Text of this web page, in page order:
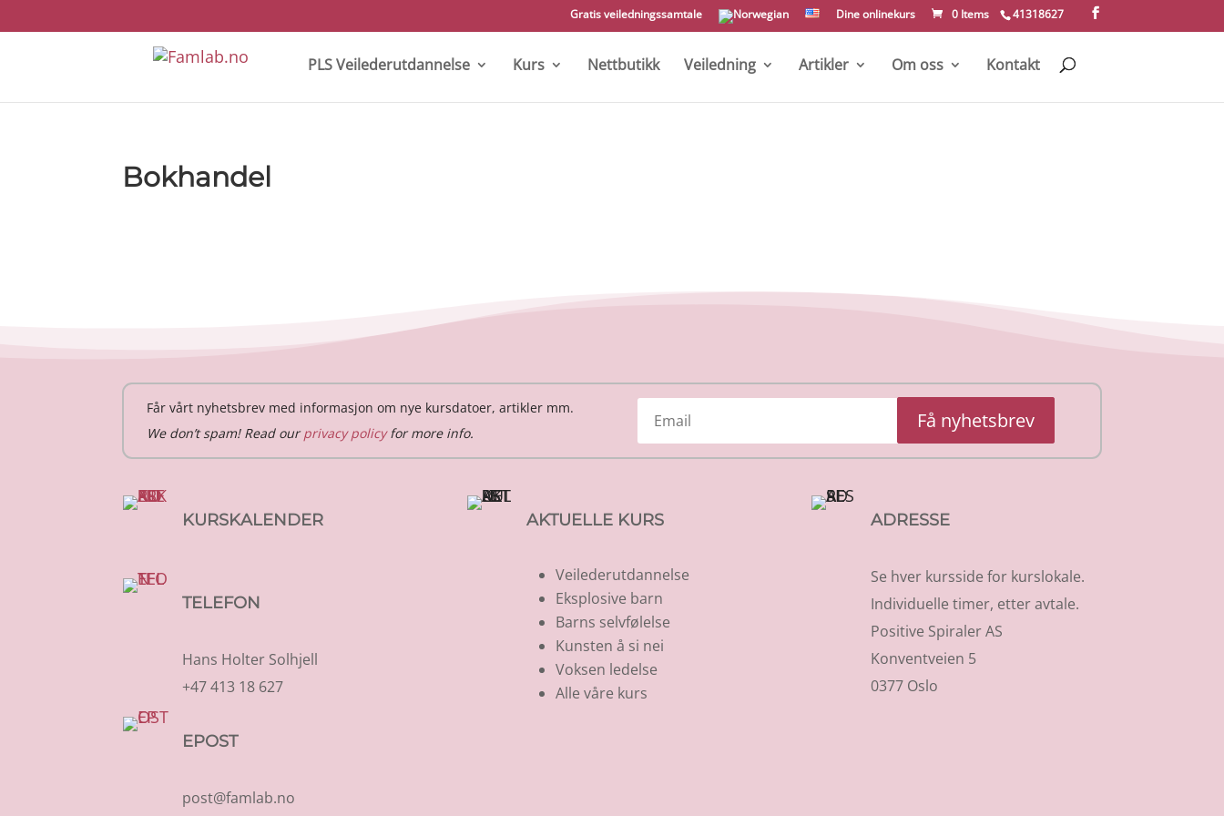
41318627
Gratis veiledningssamtale Dine onlinekurs 0 Items
PLS Veilederutdannelse Kurs Nettbutikk Veiledning Artikler Om oss Kontakt
Bokhandel
Får vårt nyhetsbrev med informasjon om nye kursdatoer, artikler mm.
We don’t spam! Read ourprivacy policyfor more info.
Få nyhetsbrev
KURSKALENDER
TELEFON
Hans Holter Solhjell
+47 413 18 627
EPOST
post@famlab.no
AKTUELLE KURS
Veilederutdannelse
Eksplosive barn
Barns selvfølelse
Kunsten å si nei
Voksen ledelse
Alle våre kurs
ADRESSE
Se hver kursside for kurslokale.
Individuelle timer, etter avtale.
Positive Spiraler AS
Konventveien 5
0377 Oslo